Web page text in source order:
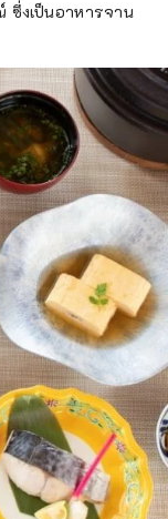
ซึ่งเป็นอาหารจาน